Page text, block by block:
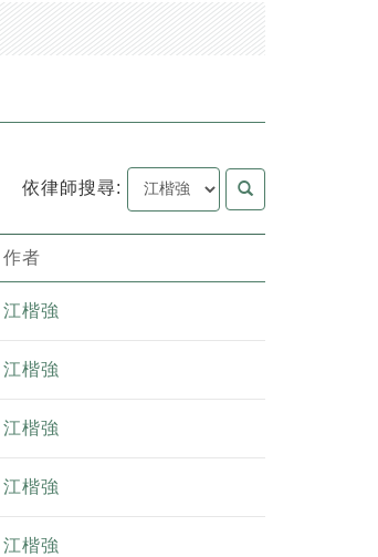
依律師搜尋:
作者
江楷強
江楷強
江楷強
江楷強
江楷強